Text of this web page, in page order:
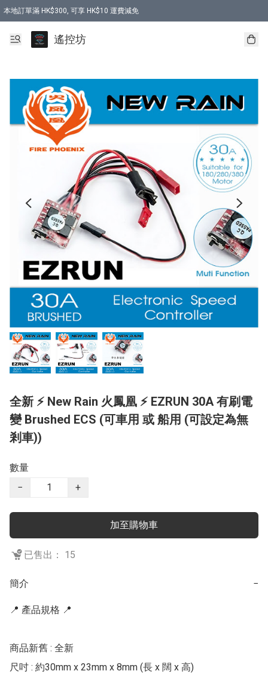
本地訂單滿 HK$300, 可享 HK$10 運費減免
購買 7.6V 6500mah 70C 電池 送 7.6V USB充電器
遙控坊
全新 ⚡ New Rain 火鳳凰 ⚡ EZRUN 30A 有刷電
變 Brushed ECS (可車用 或 船用 (可設定為無
剎車))
數量
−
+
加至購物車
已售出： 15
簡介 −
📍 產品規格 📍
商品新舊 : 全新
尺吋 : 約30mm x 23mm x 8mm (長 x 闊 x 高)